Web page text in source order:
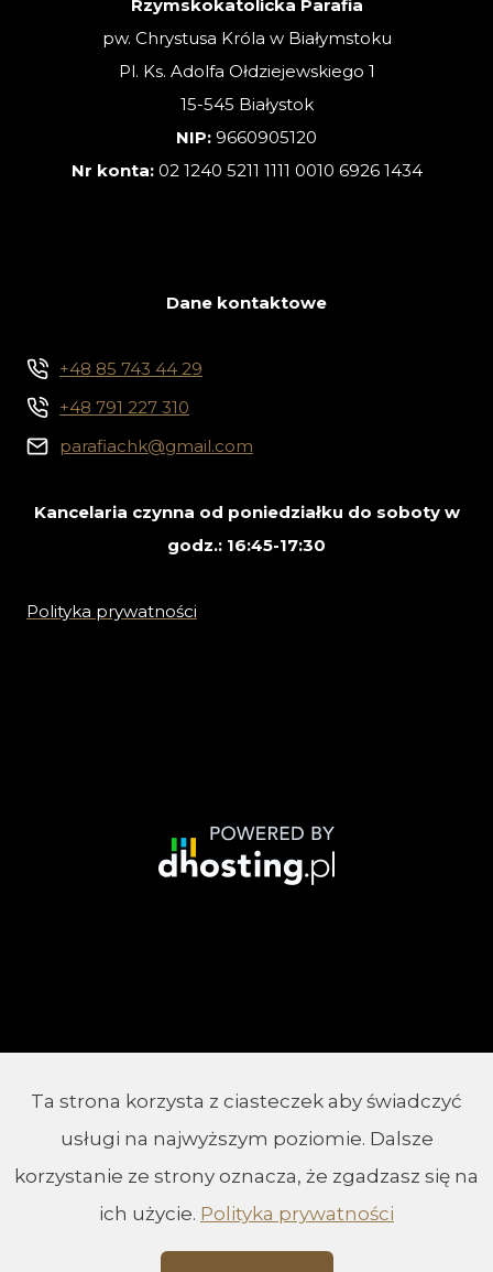
Rzymskokatolicka Parafia
pw. Chrystusa Króla w Białymstoku
Pl. Ks. Adolfa Ołdziejewskiego 1
15-545 Białystok
NIP: 9660905120
Nr konta: 02 1240 5211 1111 0010 6926 1434
Dane kontaktowe
+48 85 743 44 29
+48 791 227 310
parafiachk@gmail.com
Kancelaria czynna od poniedziałku do soboty w
godz.: 16:45-17:30
Polityka prywatności
Ta strona korzysta z ciasteczek aby świadczyć
usługi na najwyższym poziomie. Dalsze
korzystanie ze strony oznacza, że zgadzasz się na
ich użycie. Polityka prywatności